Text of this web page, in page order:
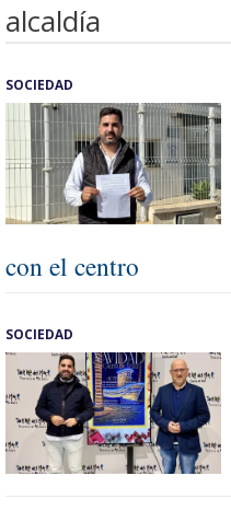
alcaldía
SOCIEDAD
con el centro
SOCIEDAD